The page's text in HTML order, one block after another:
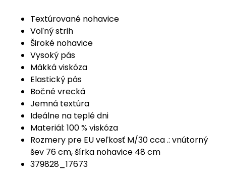
Textúrované nohavice
Voľný strih
Široké nohavice
Vysoký pás
Mäkká viskóza
Elastický pás
Bočné vrecká
Jemná textúra
Ideálne na teplé dni
Materiál: 100 % viskóza
Rozmery pre EU veľkosť M/30 cca .: vnútorný
šev 76 cm, šírka nohavice 48 cm
379828_17673